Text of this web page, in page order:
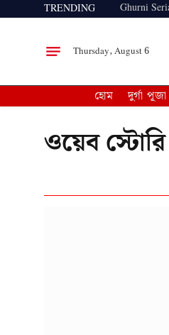
TRENDING Ghurni
Thursday, August 6
হোম দুর্গা
ওয়েব স্টোরি